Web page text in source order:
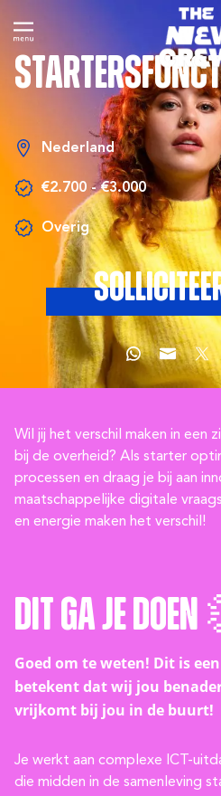
Nederland
€2.700 - €3.000
Overig
Wil jij het verschil maken in een
bij de overheid? Als starter
processen en draag je bij aan
maatschappelijke digitale
en energie maken het verschil!
Dit ga je doen
Goed om te weten! Dit is
betekent dat wij jou
vrijkomt bij jou in de buurt!
Je werkt aan complexe ICT-
die midden in de samenleving